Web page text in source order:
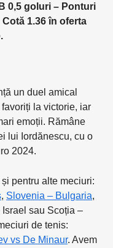
0,5 goluri – Ponturi
1.36 în oferta
un duel amical
la victorie, iar
emoții. Rămâne
lui Iordănescu, cu o
2024.
pentru alte meciuri:
, Slovenia – Bulgaria,
sau Scoția –
de tenis:
vs De Minaur. Avem